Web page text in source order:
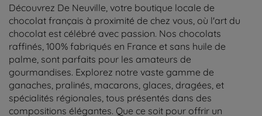
Découvrez De Neuville, votre boutique locale de
chocolat français à proximité de chez vous, où l'art du
chocolat est célébré avec passion. Nos chocolats
raffinés, 100% fabriqués en France et sans huile de
palme, sont parfaits pour les amateurs de
gourmandises. Explorez notre vaste gamme de
ganaches, pralinés, macarons, glaces, dragées, et
spécialités régionales, tous présentés dans des
compositions élégantes. Que ce soit pour offrir un